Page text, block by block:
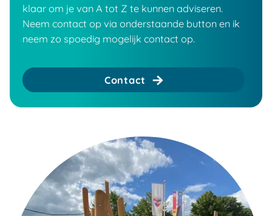
klaar om je van A tot Z te kunnen adviseren.
Neem contact op via onderstaande button en ik
neem zo spoedig mogelijk contact op.
Contact